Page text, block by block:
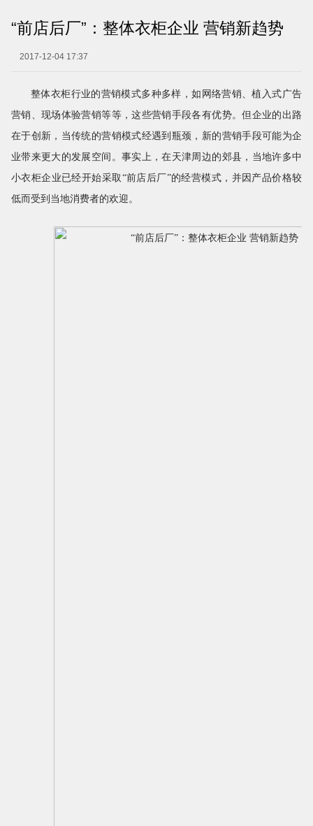
“前店后厂”：整体衣柜企业 营销新趋势
2017-12-04 17:37
整体衣柜行业的营销模式多种多样，如网络营销、植入式广告
营销、现场体验营销等等，这些营销手段各有优势。但企业的出路
在于创新，当传统的营销模式经遇到瓶颈，新的营销手段可能为企
业带来更大的发展空间。事实上，在天津周边的郊县，当地许多中
小衣柜企业已经开始采取“前店后厂”的经营模式，并因产品价格较
低而受到当地消费者的欢迎。